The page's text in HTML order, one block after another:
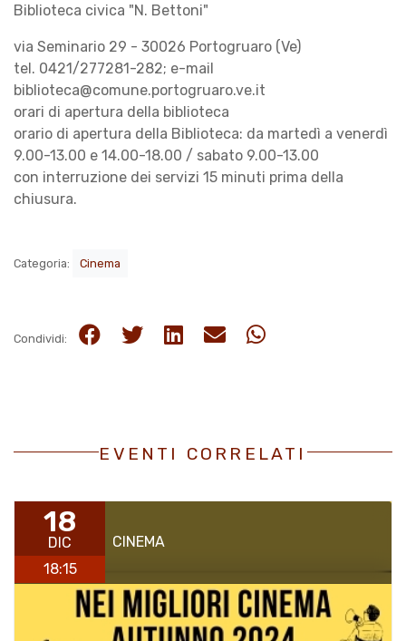
Biblioteca civica "N. Bettoni"
via Seminario 29 - 30026 Portogruaro (Ve)
tel. 0421/277281-282; e-mail
biblioteca@comune.portogruaro.ve.it
orari di apertura della biblioteca
orario di apertura della Biblioteca: da martedì a venerdì
9.00-13.00 e 14.00-18.00 / sabato 9.00-13.00
con interruzione dei servizi 15 minuti prima della
chiusura.
Categoria: Cinema
Condividi:
EVENTI CORRELATI
18
DIC
18:15
CINEMA